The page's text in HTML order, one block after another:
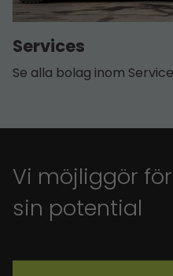
Services
Se alla bolag inom
Vi möjliggör
sin potential